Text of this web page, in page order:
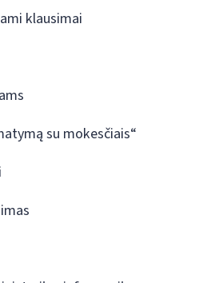
klausimai
su mokesčiais“